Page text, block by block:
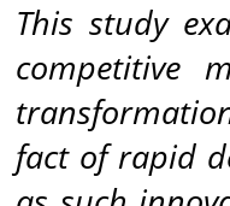
This study
competitive
fact of rapid